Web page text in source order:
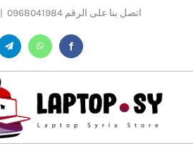
اتصل بنا على الرقم 0968041984 |
Facebook
WhatsApp